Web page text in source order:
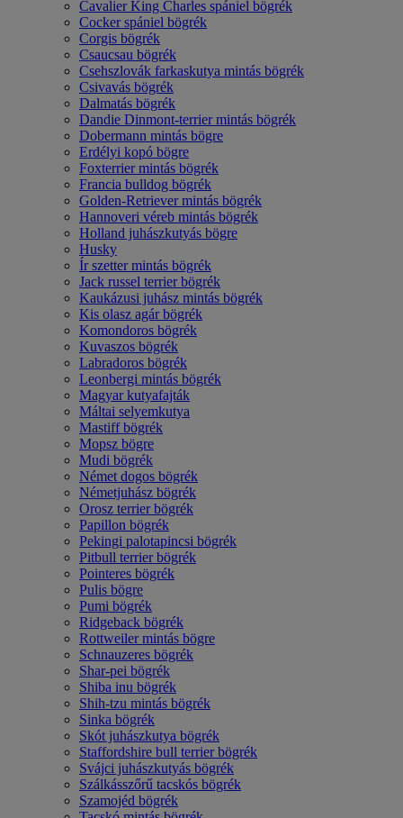
Cavalier King Charles spániel bögrék
Cocker spániel bögrék
Corgis bögrék
Csaucsau bögrék
Csehszlovák farkaskutya mintás bögrék
Csivavás bögrék
Dalmatás bögrék
Dandie Dinmont-terrier mintás bögrék
Dobermann mintás bögre
Erdélyi kopó bögre
Foxterrier mintás bögrék
Francia bulldog bögrék
Golden-Retriever mintás bögrék
Hannoveri véreb mintás bögrék
Holland juhászkutyás bögre
Husky
Ír szetter mintás bögrék
Jack russel terrier bögrék
Kaukázusi juhász mintás bögrék
Kis olasz agár bögrék
Komondoros bögrék
Kuvaszos bögrék
Labradoros bögrék
Leonbergi mintás bögrék
Magyar kutyafajták
Máltai selyemkutya
Mastiff bögrék
Mopsz bögre
Mudi bögrék
Német dogos bögrék
Németjuhász bögrék
Orosz terrier bögrék
Papillon bögrék
Pekingi palotapincsi bögrék
Pitbull terrier bögrék
Pointeres bögrék
Pulis bögre
Pumi bögrék
Ridgeback bögrék
Rottweiler mintás bögre
Schnauzeres bögrék
Shar-pei bögrék
Shiba inu bögrék
Shih-tzu mintás bögrék
Sinka bögrék
Skót juhászkutya bögrék
Staffordshire bull terrier bögrék
Svájci juhászkutyás bögrék
Szálkásszőrű tacskós bögrék
Szamojéd bögrék